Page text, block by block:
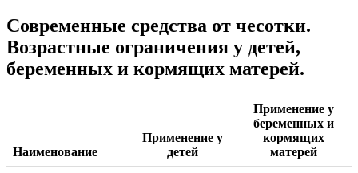
Современные средства от чесотки.
Возрастные ограничения у детей,
беременных и кормящих матерей.
Наименование
Применение у
детей
Применение у
беременных и
кормящих
матерей